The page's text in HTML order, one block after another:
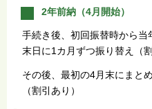
2年前納（4月開始）
手続き後、初回振替時から当
末日に1カ月ずつ振り替え（割
その後、最初の4月末にまと
（割引あり）